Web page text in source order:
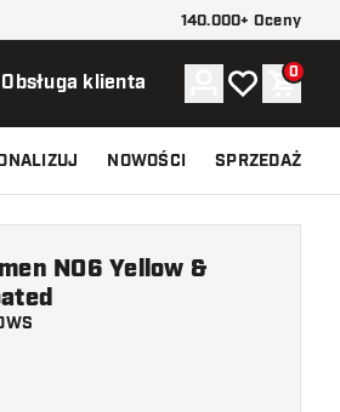
140.000+ Oceny
Obsługa klienta Konto
Moja listaKoszyk
0
NOWOŚCI SPRZEDAŻ
NO6 Yellow &